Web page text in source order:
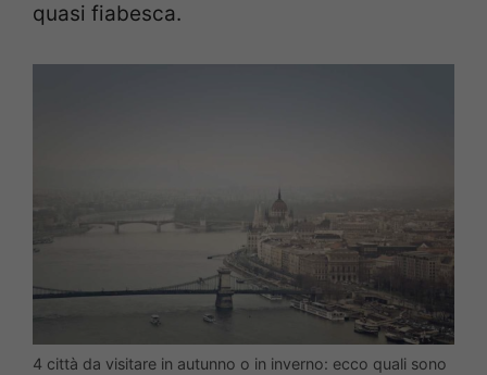
quasi fiabesca.
4 città da visitare in autunno o in inverno: ecco quali sono